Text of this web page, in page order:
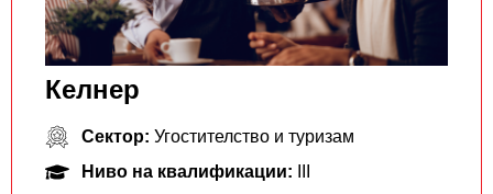
Келнер
Сектор: Угостителство и туризам
Ниво на квалификации: